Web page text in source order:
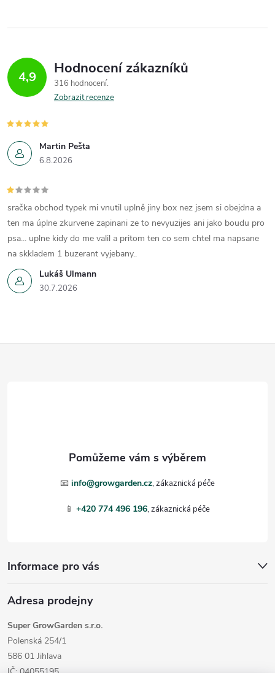
4,9 Hodnocení zákazníků
316 hodnocení
Zobrazit recenze
Martin Pešta
6.8.2026
Lukáš Ulmann
30.7.2026
sračka obchod typek mi vnutil uplně jiny box nez jsem si obejdna a
ten ma úplne zkurvene zapinani ze to nevyuzijes ani jako boudu pro
psa... uplne kidy do me valil a pritom ten co sem chtel ma napsane
na skkladem 1 buzerant vyjebany..
📧 info@growgarden.cz
📱 +420 774 496 196
Informace pro vás
Adresa prodejny
Super GrowGarden s.r.o.
Polenská 254/1
586 01 Jihlava